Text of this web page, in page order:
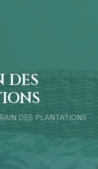
DES
DES PLANTATIONS